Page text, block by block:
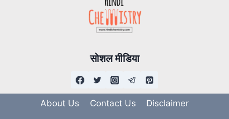
सोशल मीडिया
About Us Contact Us
Disclaimer